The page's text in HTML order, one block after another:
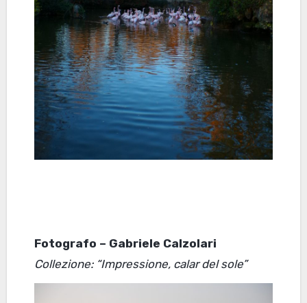
Fotografo – Gabriele Calzolari
Collezione: “Impressione, calar del sole”